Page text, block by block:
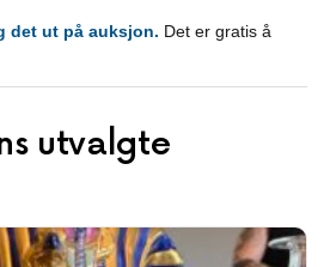
det ut på auksjon. Det er gratis å
utvalgte